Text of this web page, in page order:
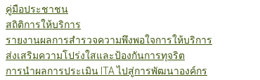
คู่มือประชาชน
สถิติการให้บริการ
รายงานผลการสำรวจความพึงพอใจการให้บริการ
ส่งเสริมความโปร่งใสและป้องกันการทุจริต
การนำผลการประเมิน ITA ไปสู่การพัฒนาองค์กร